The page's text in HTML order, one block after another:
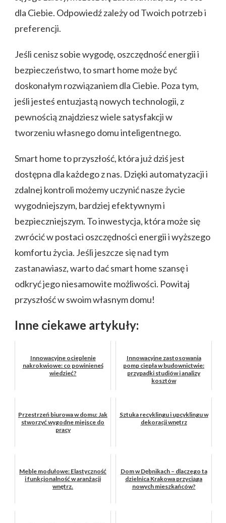
dla Ciebie. Odpowiedź zależy od Twoich potrzeb i
preferencji.
Jeśli cenisz sobie wygodę, oszczędność energii i
bezpieczeństwo, to smart home może być
doskonałym rozwiązaniem dla Ciebie. Poza tym,
jeśli jesteś entuzjastą nowych technologii, z
pewnością znajdziesz wiele satysfakcji w
tworzeniu własnego domu inteligentnego.
Smart home to przyszłość, która już dziś jest
dostępna dla każdego z nas. Dzięki automatyzacji i
zdalnej kontroli możemy uczynić nasze życie
wygodniejszym, bardziej efektywnym i
bezpieczniejszym. To inwestycja, która może się
zwrócić w postaci oszczędności energii i wyższego
komfortu życia. Jeśli jeszcze się nad tym
zastanawiasz, warto dać smart home szansę i
odkryć jego niesamowite możliwości. Powitaj
przyszłość w swoim własnym domu!
Inne ciekawe artykuły:
Innowacyjne ocieplenie
nakrokwiowe: co powinieneś
wiedzieć?
Innowacyjne zastosowania
pomp ciepła w budownictwie:
przypadki studiów i analizy
kosztów
Przestrzeń biurowa w domu: Jak
stworzyć wygodne miejsce do
pracy
Sztuka recyklingu i upcyklingu w
dekoracji wnętrz
Meble modułowe: Elastyczność
i funkcjonalność w aranżacji
wnętrz.
Dom w Dębnikach – dlaczego ta
dzielnica Krakowa przyciąga
nowych mieszkańców?